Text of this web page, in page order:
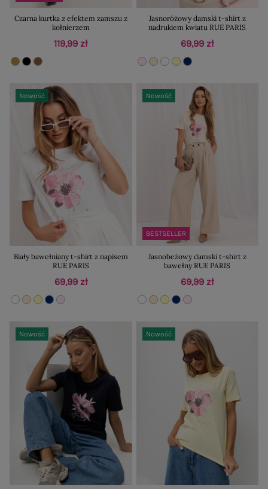
Czarna kurtka z efektem zamszu z
kołnierzem
119,99 zł
Jasnoróżowy damski t-shirt z
nadrukiem kwiatu RUE PARIS
69,99 zł
Nowość
Biały bawełniany t-shirt z napisem
RUE PARIS
69,99 zł
BESTSELLER
Nowość
Jasnobeżowy damski t-shirt z
bawełny RUE PARIS
69,99 zł
Nowość Nowość